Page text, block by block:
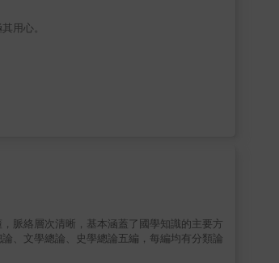
用心。
脈絡層次清晰，基本涵蓋了國學知識的主要方
文學總論、史學總論五編，每編均有分類論